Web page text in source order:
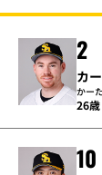
2
カ
かー
26歳
10